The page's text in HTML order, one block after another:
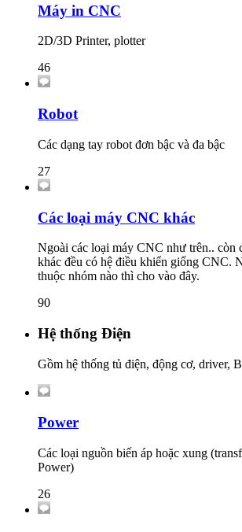
Máy in CNC
2D/3D Printer, plotter
46
Robot
Các dạng tay robot đơn bậc và đa bậc
27
Các loại máy CNC khác
Ngoài các loại máy CNC như trên.. còn
khác đều có hệ điều khiển giống CNC.
thuộc nhóm nào thì cho vào đây.
90
Hệ thống Điện
Gồm hệ thống tủ điện, động cơ, driver,
Power
Các loại nguồn biến áp hoặc xung
Power)
26